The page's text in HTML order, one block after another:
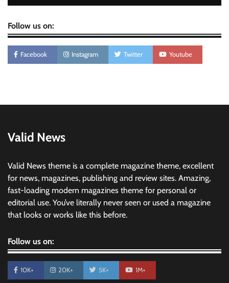
Follow us on:
Facebook Instagram Twitter Youtube
Valid News
Valid News theme is a complete magazine theme, excellent
for news, magazines, publishing and review sites. Amazing,
fast-loading modern magazines theme for personal or
editorial use. You’ve literally never seen or used a magazine
that looks or works like this before.
Follow us on:
10K+ 20K+ 5K+ 1M+